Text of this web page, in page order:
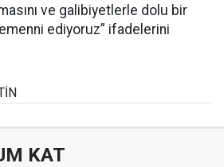
ve galibiyetlerle dolu bir
ediyoruz” ifadelerini
KAT